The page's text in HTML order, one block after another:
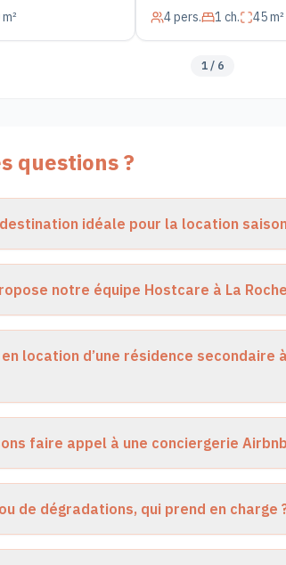
4pers. 1 ch. 45 m²
1 / 6
questions ?
idéale pour la location
notre équipe Hostcare à La
location d’une résidence secondaire
faire appel à une conciergerie
de dégradations, qui prend en charge